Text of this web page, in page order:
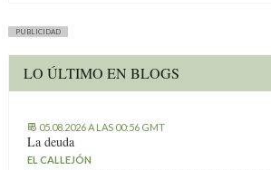
PUBLICIDAD
LO ÚLTIMO EN BLOGS
05.08.2026 A LAS 00:56 GMT
La deuda
EL CALLEJÓN